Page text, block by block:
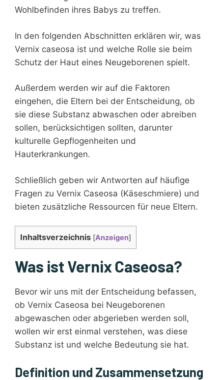
Wohlbefinden ihres Babys zu treffen.
In den folgenden Abschnitten erklären wir, was
Vernix caseosa ist und welche Rolle sie beim
Schutz der Haut eines Neugeborenen spielt.
Außerdem werden wir auf die Faktoren
eingehen, die Eltern bei der Entscheidung, ob
sie diese Substanz abwaschen oder abreiben
sollen, berücksichtigen sollten, darunter
kulturelle Gepflogenheiten und
Hauterkrankungen.
Schließlich geben wir Antworten auf häufige
Fragen zu Vernix Caseosa (Käseschmiere) und
bieten zusätzliche Ressourcen für neue Eltern.
Inhaltsverzeichnis [Anzeigen]
Was ist Vernix Caseosa?
Bevor wir uns mit der Entscheidung befassen,
ob Vernix Caseosa bei Neugeborenen
abgewaschen oder abgerieben werden soll,
wollen wir erst einmal verstehen, was diese
Substanz ist und welche Bedeutung sie hat.
Definition und Zusammensetzung